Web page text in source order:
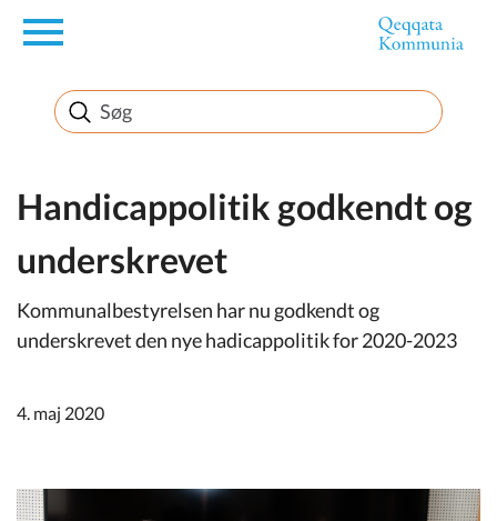
en
Borger
Erhverv
Politik
Turisme
Kommuneplan
Handicappolitik godkendt og
underskrevet
Kommunalbestyrelsen har nu godkendt og
underskrevet den nye hadicappolitik for 2020-2023
4. maj 2020